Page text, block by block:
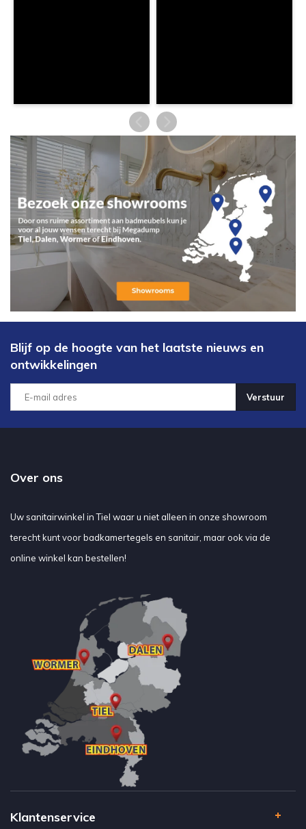
Blijf op de hoogte van het laatste nieuws en
ontwikkelingen
Verstuur
Over ons
Uw sanitairwinkel in Tiel waar u niet alleen in onze showroom
terecht kunt voor badkamertegels en sanitair, maar ook via de
online winkel kan bestellen!
Klantenservice